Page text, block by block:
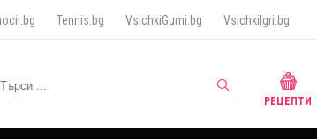
Tennis.bg VsichkiGumi.bg VsichkiIgri.bg
РЕЦЕПТИ